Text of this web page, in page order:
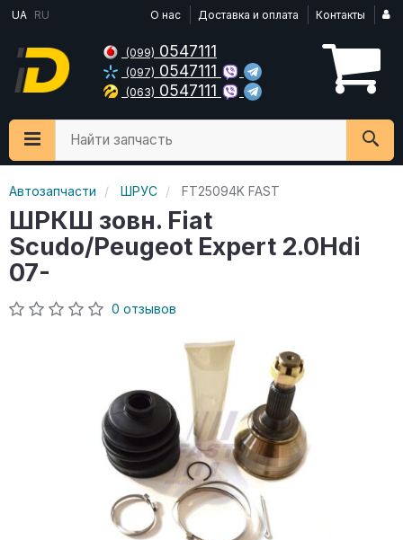
UA RU О нас Доставка и оплата Контакты
(099) 0547111
(097) 0547111
(063) 0547111
Найти запчасть
Автозапчасти ШРУС FT25094K FAST
ШРКШ зовн. Fiat
Scudo/Peugeot Expert 2.0Hdi
07-
0 отзывов